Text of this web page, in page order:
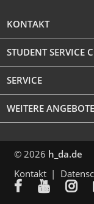
KONTAKT
STUDENT SERVICE
SERVICE
WEITERE ANGEBOTE
© 2026 h_da.de
Kontakt
  